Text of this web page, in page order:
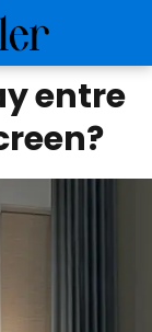
entre